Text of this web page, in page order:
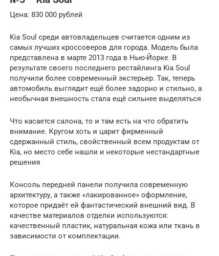
Цена: 830 000 рублей
Kia Soul среди автовладельцев считается одним из
самых лучших кроссоверов для города. Модель была
представлена в марте 2013 года в Нью-Йорке. В
результате своего последнего рестайлинга Kia Soul
получили более современный экстерьер. Так, теперь
автомобиль выглядит ещё более задорно и стильно, а
необычная внешность стала ещё сильнее выделяться
Что касается салона, то и там есть на что обратить
внимание. Кругом хоть и царит фирменный
сдержанный стиль, свойственный всем продуктам от
Kia, но место себе нашли и некоторые нестандартные
решения
Консоль передней панели получила современную
архитектуру, а также «лакированное» оформление,
которое придаёт ей фантастический внешний вид. В
качестве материалов отделки используются:
качественный пластик, натуральная кожа или ткань в
зависимости от комплектации.